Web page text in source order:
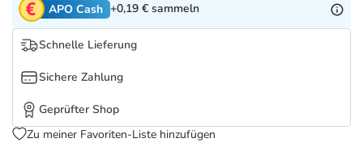
Tierapotheke
Marken
Salus Deals
APO Cash +0,19 € sammeln
Schnelle Lieferung
Sichere Zahlung
Geprüfter Shop
Zu meiner Favoriten-Liste hinzufügen